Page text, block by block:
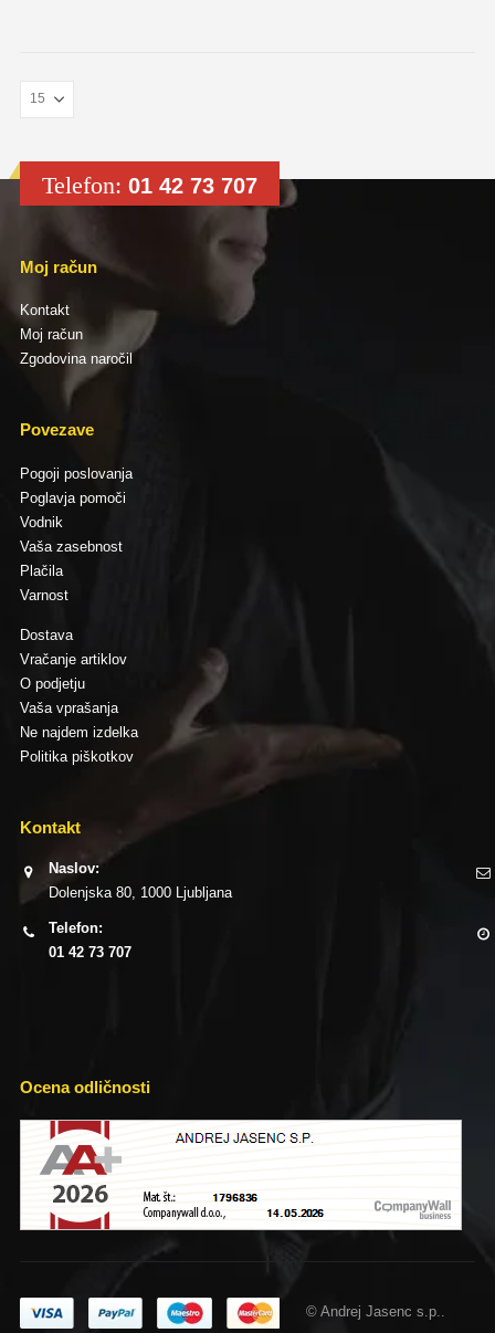
Telefon: 01 42 73 707
Moj račun
Kontakt
Moj račun
Zgodovina naročil
Povezave
Pogoji poslovanja
Poglavja pomoči
Vodnik
Vaša zasebnost
Plačila
Varnost
Dostava
Vračanje artiklov
O podjetju
Vaša vprašanja
Ne najdem izdelka
Politika piškotkov
Kontakt
Naslov:
Dolenjska 80, 1000 Ljubljana
Telefon:
01 42 73 707
Ocena odličnosti
© Andrej Jasenc s.p..